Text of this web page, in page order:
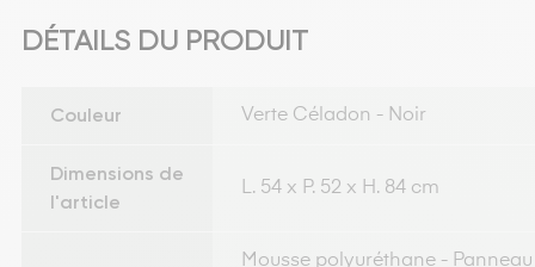
DÉTAILS DU PRODUIT
Couleur Verte Céladon - Noir
Dimensions de
l'article
L. 54 x P. 52 x H. 84 cm
Mousse polyuréthane -